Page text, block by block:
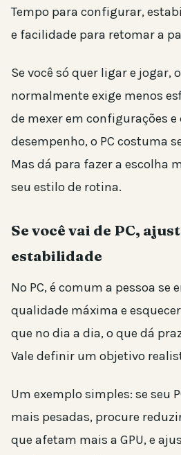
Tempo para configurar,
e facilidade para retomar a
Se você só quer ligar e jogar,
normalmente exige menos
de mexer em configurações
desempenho, o PC costuma
Mas dá para fazer a escolha
seu estilo de rotina.
Se você vai de PC,
estabilidade
No PC, é comum a pessoa se
qualidade máxima e
que no dia a dia, o que dá
Vale definir um objetivo
Um exemplo simples: se seu
mais pesadas, procure
que afetam mais a GPU, e